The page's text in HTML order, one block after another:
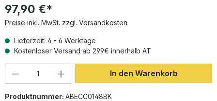
97,90 €*
Preise inkl. MwSt. zzgl. Versandkosten
Lieferzeit: 4 - 6 Werktage
Kostenloser Versand ab 299€ innerhalb AT
Produkt Anzahl: Gib den gewünschten
In den Warenkorb
Produktnummer: ABECC0148BK